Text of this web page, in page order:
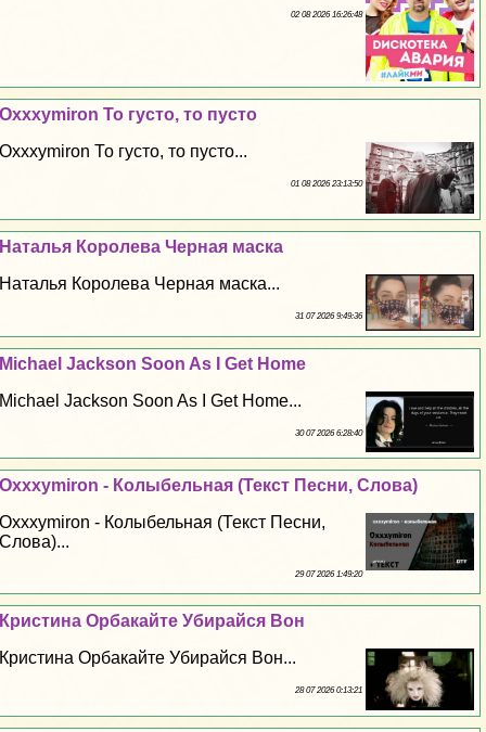
02 08 2026 16:26:48
Oxxxymiron То густо, то пусто
Oxxxymiron То густо, то пусто...
01 08 2026 23:13:50
Наталья Королева Черная маска
Наталья Королева Черная маска...
31 07 2026 9:49:36
Michael Jackson Soon As I Get Home
Michael Jackson Soon As I Get Home...
30 07 2026 6:28:40
Oxxxymiron - Колыбельная (Текст Песни, Слова)
Oxxxymiron - Колыбельная (Текст Песни,
Слова)...
29 07 2026 1:49:20
Кристина Орбакайте Убирайся Вон
Кристина Орбакайте Убирайся Вон...
28 07 2026 0:13:21